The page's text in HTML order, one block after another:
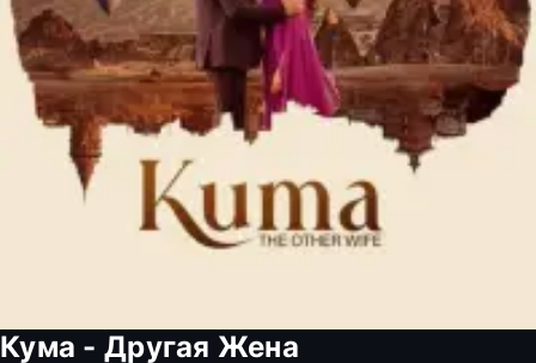
Кума - Другая Жена